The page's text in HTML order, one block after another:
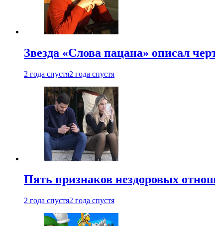
Звезда «Слова пацана» описал
2 года спустя2 года спустя
Пять признаков нездоровых
2 года спустя2 года спустя